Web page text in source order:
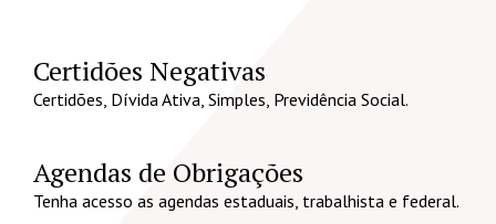
Certidões Negativas
Certidões, Dívida Ativa, Simples, Previdência Social.
Agendas de Obrigações
Tenha acesso as agendas estaduais, trabalhista e federal.